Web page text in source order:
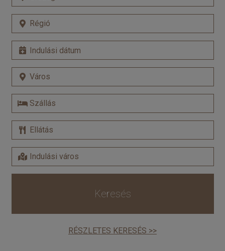
Keresés
RÉSZLETES KERESÉS >>